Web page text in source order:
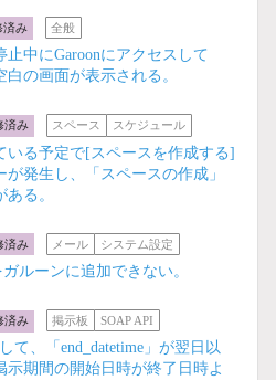
済み 全般
中にGaroonにアクセスして
の画面が表示される。
済み スペース スケジュール
いる予定で[スペースを作成する]
発生し、「スペースの作成」
る。
済み メール システム設定
ルーンに追加できない。
済み 掲示板 SOAP API
て、「end_datetime」が翌日以
示期間の開始日時が終了日時よ